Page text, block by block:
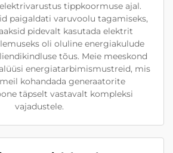
tippkoormuse ajal.
paigaldati varuvoolu tagamiseks,
pidevalt kasutada elektrit
oli oluline energiakulude
tõus. Meie meeskond
energiatarbimismustreid, mis
kohandada generaatorite
täpselt vastavalt kompleksi
vajadustele.